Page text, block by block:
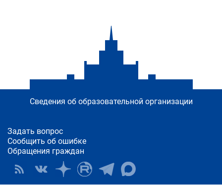
Сведения об образовательной организации
Задать вопрос
Сообщить об ошибке
Обращения граждан